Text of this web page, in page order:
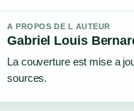
A PROPOS DE L AUTEUR
Gabriel Louis
La couverture est mise a
sources.